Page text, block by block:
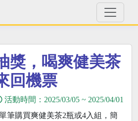
獎，喝爽健美茶
回機票
活動時間： 2025/03/05 ~ 2025/04/01
筆購買爽健美茶2瓶或4入組，簡